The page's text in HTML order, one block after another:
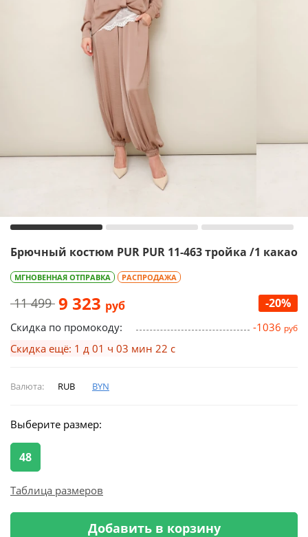
Брючный костюм PUR PUR 11-463 тройка /1 какао
МГНОВЕННАЯ ОТПРАВКА РАСПРОДАЖА
11 499 9 323 руб -20%
Скидка по промокоду: -1036 руб
Скидка ещё: 1 д 01 ч 03 мин 21 с
Валюта: RUB BYN
Выберите размер:
48
Таблица размеров
Добавить в корзину